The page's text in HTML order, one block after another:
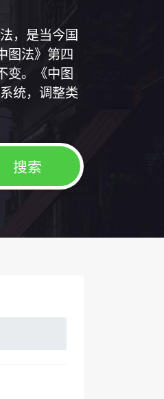
，是当今国
图法》第四
变。《中图
统，调整类